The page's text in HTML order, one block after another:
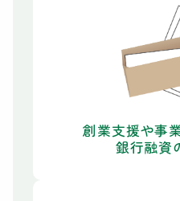
創業支援や事
銀行融資